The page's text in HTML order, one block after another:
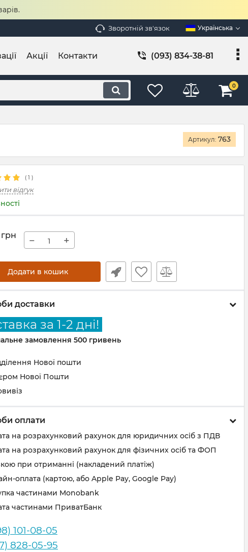
Зворотній зв'язок Українська
Акції Контакти (093) 834-38-81
0
Артикул: 763
( 1 )
відгук
грн − +
Додати в кошик
доставки
за 1-2 дні!
замовлення 500 гривень
Нової пошти
Нової Пошти
оплати
на розрахунковий рахунок для юридичних осіб з ПДВ
на розрахунковий рахунок для фізичних осіб та ФОП
при отриманні (накладений платіж)
оплата (картою, або Apple Pay, Google Pay)
частинами Monobank
частинами ПриватБанк
101-08-05
828-05-95